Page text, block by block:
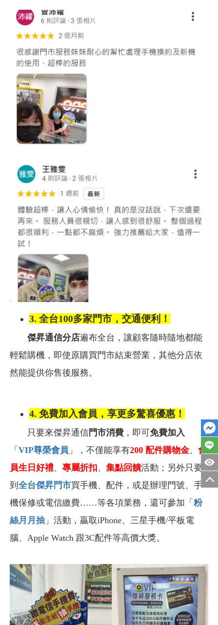
3. 全台100多家門市，交通便利！
傑昇通信分店遍布全台，讓顧客隨時隨地都能
輕鬆購機，即使原購買門市結束營業，其他分店依
然能提供你售後服務。
4. 免費加入會員，享更多驚喜優惠！
只要來傑昇通信門市消費 ，即可免費加入
「 VIP尊榮會員 」，不僅能享有200 配件購物金、 會
員生日 好禮、 專屬折扣、 集點回饋活動；另外只要
到 全台傑昇門市買手機、配件，或是辦理門號、手
機保修或電信繳費……等各項業務， 還可參加 「 粉
絲月月抽 」活動， 贏取iPhone、三星手機/平板電
腦、Apple Watch 跟3C配件等高價大獎。